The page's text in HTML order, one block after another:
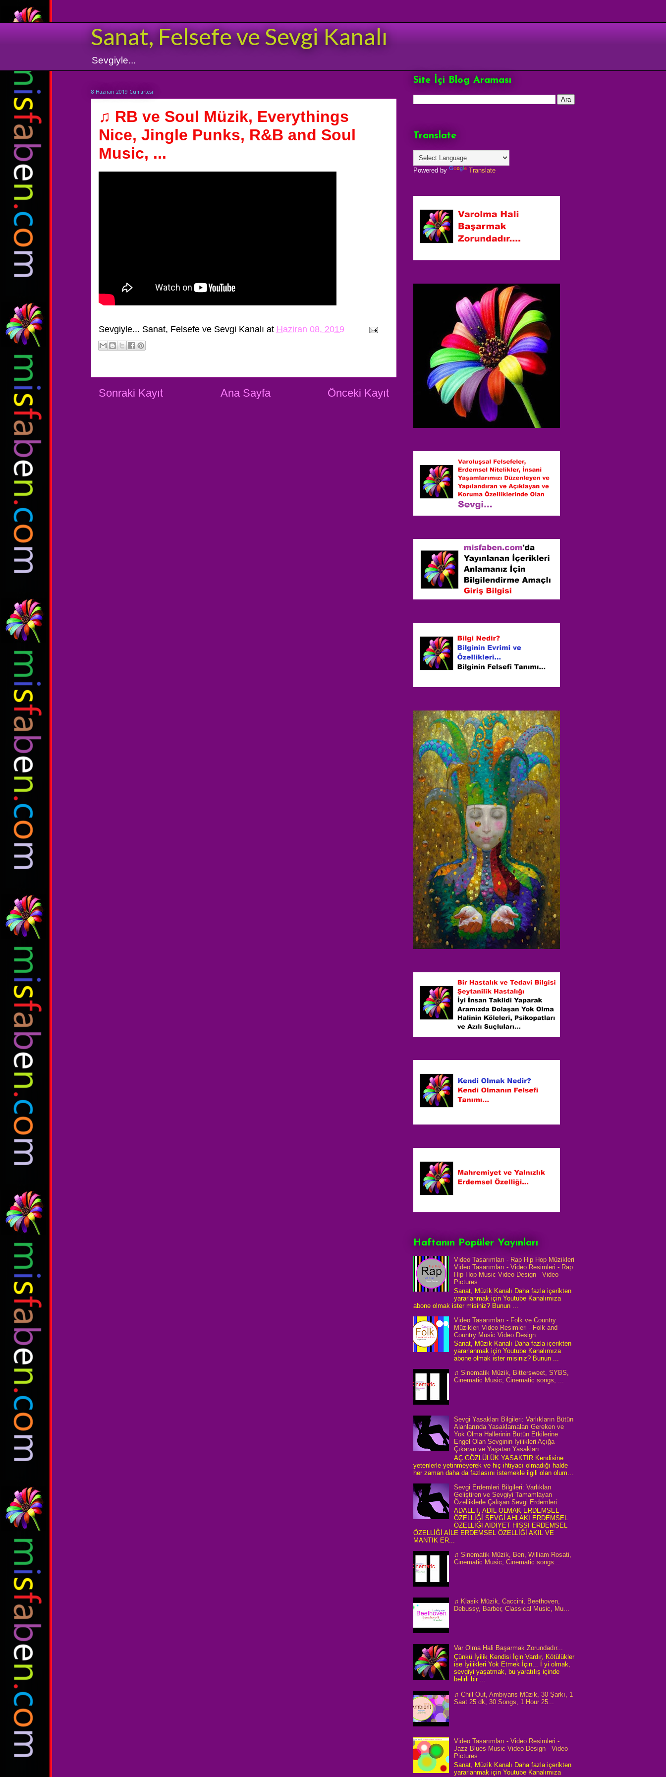
Sanat, Felsefe ve Sevgi Kanalı
Sevgiyle...
8 Haziran 2019 Cumartesi
♫ RB ve Soul Müzik, Everythings
Nice, Jingle Punks, R&B and Soul
Music, ...
Sevgiyle... Sanat, Felsefe ve Sevgi Kanalı at Haziran 08, 2019
Sonraki Kayıt Önceki Kayıt
Ana Sayfa
Site İçi Blog Araması
Translate
Powered by Translate
Haftanın Popüler Yayınları
Video Tasarımları - Rap Hip Hop Müzikleri
Video Tasarımları - Video Resimleri - Rap
Hip Hop Music Video Design - Video
Pictures
Sanat, Müzik Kanalı Daha fazla içerikten
yararlanmak için Youtube Kanalımıza
abone olmak ister misiniz? Bunun ...
Video Tasarımları - Folk ve Country
Müzikleri Video Resimleri - Folk and
Country Music Video Design
Sanat, Müzik Kanalı Daha fazla içerikten
yararlanmak için Youtube Kanalımıza
abone olmak ister misiniz? Bunun ...
♫ Sinematik Müzik, Bittersweet, SYBS,
Cinematic Music, Cinematic songs, ...
Sevgi Yasakları Bilgileri: Varlıkların Bütün
Alanlarında Yasaklamaları Gereken ve
Yok Olma Hallerinin Bütün Etkilerine
Engel Olan Sevginin İyilikleri Açığa
Çıkaran ve Yaşatan Yasakları
AÇ GÖZLÜLÜK YASAKTIR Kendisine
yetenlerle yetinmeyerek ve hiç ihtiyacı olmadığı halde
her zaman daha da fazlasını istemekle ilgili olan olum...
Sevgi Erdemleri Bilgileri: Varlıkları
Geliştiren ve Sevgiyi Tamamlayan
Özelliklerle Çalışan Sevgi Erdemleri
ADALET, ADİL OLMAK ERDEMSEL
ÖZELLİĞİ SEVGİ AHLAKI ERDEMSEL
ÖZELLİĞİ AİDİYET HİSSİ ERDEMSEL
ÖZELLİĞİ AİLE ERDEMSEL ÖZELLİĞİ AKIL VE
MANTIK ER...
♫ Sinematik Müzik, Ben, William Rosati,
Cinematic Music, Cinematic songs...
♫ Klasik Müzik, Caccini, Beethoven,
Debussy, Barber, Classical Music, Mu...
Var Olma Hali Başarmak Zorundadır...
Çünkü İyilik Kendisi İçin Vardır, Kötülükler
ise İyilikleri Yok Etmek İçin... İ yi olmak,
sevgiyi yaşatmak, bu yaratılış içinde
belirli bir ...
♫ Chill Out, Ambiyans Müzik, 30 Şarkı, 1
Saat 25 dk, 30 Songs, 1 Hour 25...
Video Tasarımları - Video Resimleri -
Jazz Blues Music Video Design - Video
Pictures
Sanat, Müzik Kanalı Daha fazla içerikten
yararlanmak için Youtube Kanalımıza